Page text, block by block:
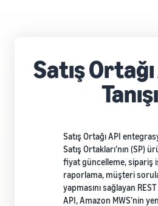
Satış
Satış Ortağı API
Satış Ortakları’nın (SP)
fiyat güncelleme, sipariş
raporlama, müşteri
yapmasını sağlayan
API, Amazon MWS’nin